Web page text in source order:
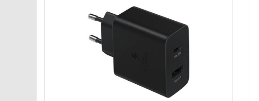
Детайли Сравни